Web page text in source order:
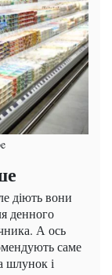
діють вони
денного
А ось
саме
шлунок і